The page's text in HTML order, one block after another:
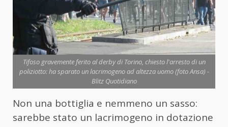
Tifoso gravemente ferito al derby di Torino, chiesto l'arresto di un
poliziotto: ha sparato un lacrimogeno ad altezza uomo (foto Ansa) -
Blitz Quotidiano
Non una bottiglia e nemmeno un sasso:
sarebbe stato un lacrimogeno in dotazione